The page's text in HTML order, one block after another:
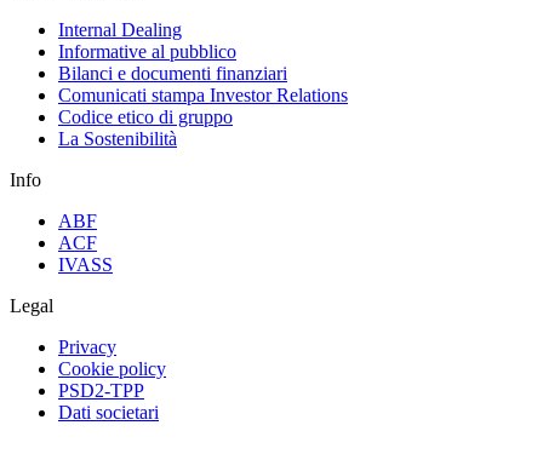
Internal Dealing
Informative al pubblico
Bilanci e documenti finanziari
Comunicati stampa Investor Relations
Codice etico di gruppo
La Sostenibilità
Info
ABF
ACF
IVASS
Legal
Privacy
Cookie policy
PSD2-TPP
Dati societari